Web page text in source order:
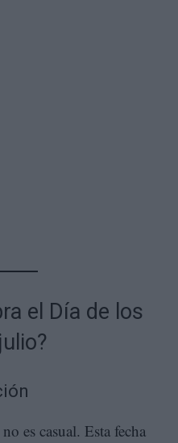
el Día de los
no es casual. Esta fecha